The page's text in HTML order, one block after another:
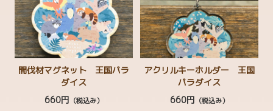
間伐材マグネット 王国パラ
ダイス
660円 （税込み）
アクリルキーホルダー 王国
パラダイス
660円 （税込み）